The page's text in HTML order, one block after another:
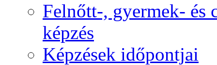
Felnőtt-, gyermek- és
képzés
Képzések időpontjai